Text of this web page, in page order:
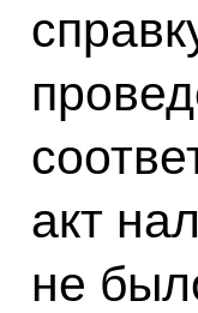
акт
не